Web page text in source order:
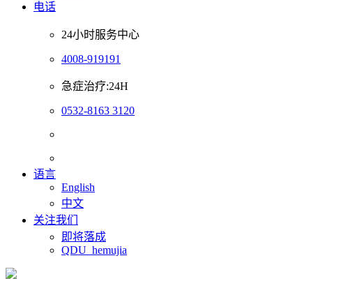
电话
24小时服务中心
4008-919191
急症治疗:24H
0532-8163 3120
语言
English
中文
关注我们
即将落成
QDU_hemujia